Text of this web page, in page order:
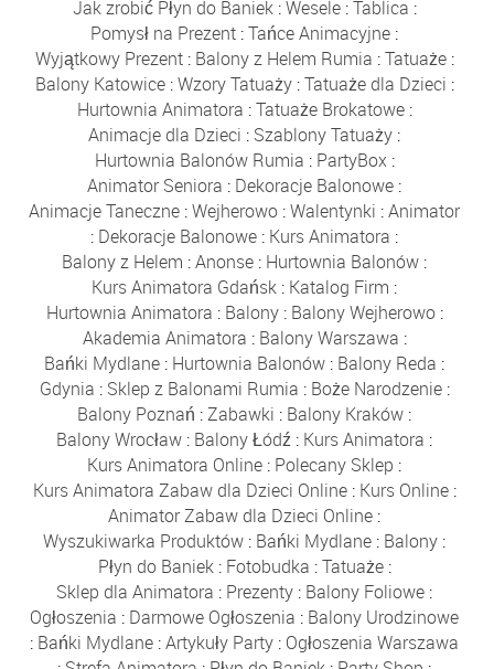
Jak zrobić Płyn do Baniek:Wesele:Tablica :
Pomysł na Prezent :Tańce Animacyjne :
Wyjątkowy Prezent: Balony z Helem Rumia :Tatuaże:
Balony Katowice:Wzory Tatuaży:Tatuaże dla Dzieci :
Hurtownia Animatora :Tatuaże Brokatowe:
Animacje dla Dzieci : Szablony Tatuaży :
Hurtownia Balonów Rumia : PartyBox:
Animator Seniora : Dekoracje Balonowe :
Animacje Taneczne :Wejherowo :Walentynki :Animator
: Dekoracje Balonowe : Kurs Animatora :
Balony z Helem :Anonse : Hurtownia Balonów :
Kurs Animatora Gdańsk : Katalog Firm :
Hurtownia Animatora : Balony: Balony Wejherowo:
Akademia Animatora : Balony Warszawa :
Bańki Mydlane : Hurtownia Balonów : Balony Reda :
Gdynia : Sklep z Balonami Rumia : Boże Narodzenie:
Balony Poznań :Zabawki : Balony Kraków :
Balony Wrocław : Balony Łódź : Kurs Animatora :
Kurs Animatora Online : Polecany Sklep :
Kurs Animatora Zabaw dla Dzieci Online: Kurs Online:
Animator Zabaw dla Dzieci Online :
Wyszukiwarka Produktów : Bańki Mydlane : Balony :
Płyn do Baniek: Fotobudka :Tatuaże:
Sklep dla Animatora : Prezenty : Balony Foliowe :
Ogłoszenia : Darmowe Ogłoszenia : Balony Urodzinowe
: Bańki Mydlane :Artykuły Party : Ogłoszenia Warszawa